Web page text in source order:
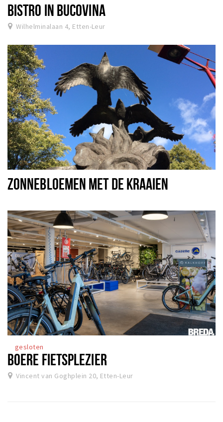
BISTRO IN BUCOVINA
Wilhelminalaan 4, Etten-Leur
ZONNEBLOEMEN MET DE KRAAIEN
gesloten
BOERE FIETSPLEZIER
Vincent van Goghplein 20, Etten-Leur